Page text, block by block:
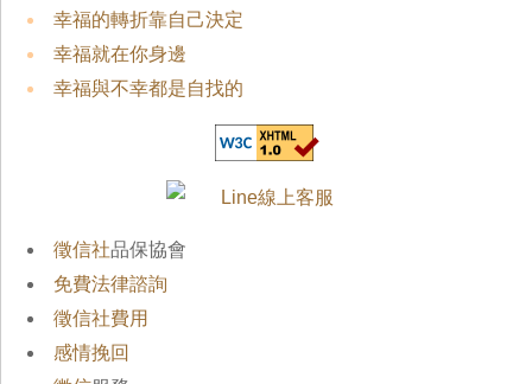
幸福的轉折靠自己決定
幸福就在你身邊
幸福與不幸都是自找的
徵信社品保協會
免費法律諮詢
徵信社費用
感情挽回